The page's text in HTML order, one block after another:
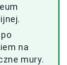
na
mury.